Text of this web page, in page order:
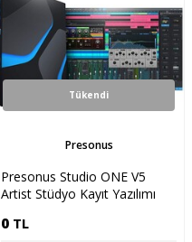
Tükendi
Presonus
Presonus Studio ONE V5
Artist Stüdyo Kayıt Yazılımı
0 TL